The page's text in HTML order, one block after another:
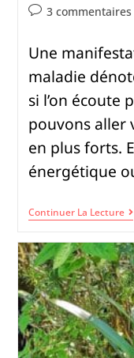
3 commentaires
Une
maladie
si l’on écoute
pouvons aller
en plus forts.
énergétique
Continuer La Lecture